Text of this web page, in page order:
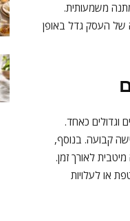
משמעותית.
של העסק גדל באופן
וגדולים כאחד.
קבועה. בנוסף,
לאורך זמן.
או לעלויות